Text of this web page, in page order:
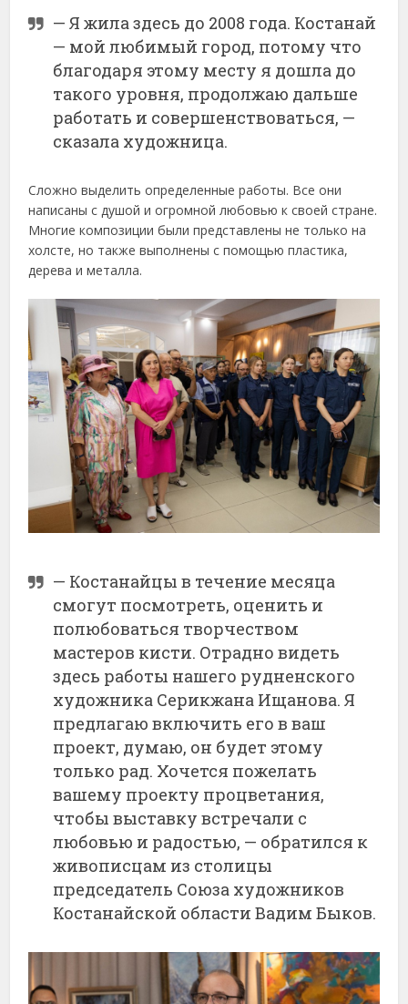
— Я жила здесь до 2008 года. Костанай
— мой любимый город, потому что
благодаря этому месту я дошла до
такого уровня, продолжаю дальше
работать и совершенствоваться, —
сказала художница.
Сложно выделить определенные работы. Все они
написаны с душой и огромной любовью к своей стране.
Многие композиции были представлены не только на
холсте, но также выполнены с помощью пластика,
дерева и металла.
— Костанайцы в течение месяца
смогут посмотреть, оценить и
полюбоваться творчеством
мастеров кисти. Отрадно видеть
здесь работы нашего рудненского
художника Серикжана Ищанова. Я
предлагаю включить его в ваш
проект, думаю, он будет этому
только рад. Хочется пожелать
вашему проекту процветания,
чтобы выставку встречали с
любовью и радостью, — обратился к
живописцам из столицы
председатель Союза художников
Костанайской области Вадим Быков.